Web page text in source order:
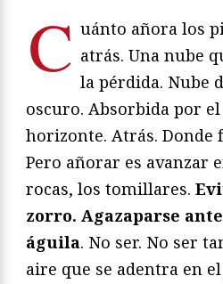
C uánto añora los
atrás. Una nube
la pérdida. Nube
oscuro. Absorbida por
horizonte. Atrás. Donde
Pero añorar es avanzar
rocas, los tomillares.
zorro. Agazaparse
águila. No ser. No ser
aire que se adentra en